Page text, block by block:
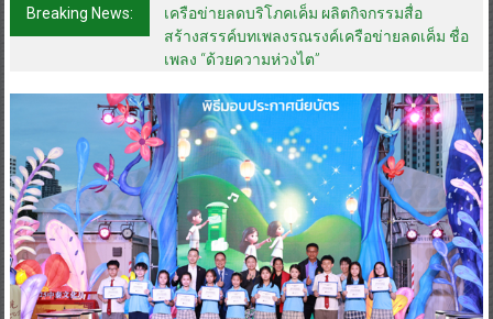
Breaking News:
สมาคมตำรวจ จัดกิจกรรม CSR เพื่อสาธารณะ
ประโยชน์ ในพื้นที่ป่าละอู โรงเรียนตำรวจ
ตระเวนชายแดนนเรศวรป่าละอู